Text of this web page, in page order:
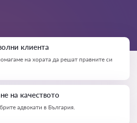
клиента
на хората да решат правните си
на качеството
адвокати в България.